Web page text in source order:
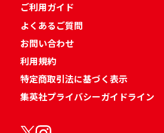
ご利用ガイド
よくあるご質問
お問い合わせ
利用規約
特定商取引法に基づく表示
集英社プライバシーガイドライン